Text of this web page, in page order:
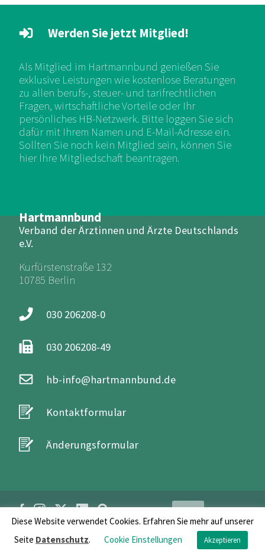
Hartmannbund
Verband der Ärztinnen und Ärzte Deutschlands
e.V.
Kurfürstenstraße 132
10785 Berlin
030 206208-0
030 206208-49
hb-info@hartmannbund.de
Kontaktformular
Änderungsformular
Werden Sie jetzt Mitglied!
Als Mitglied im Hartmannbund genießen Sie
exklusive Leistungen wie kostenlose Beratungen
zu allen berufs-, steuer- und tarifrechtlichen
Fragen, wirtschaftliche Vorteile oder Ihr
persönliches HB-Netzwerk. Bitte loggen Sie sich
dafür mit Ihrem Namen und E-Mail-Adresse ein.
Sollten Sie noch kein Mitglied sein, können Sie
hier Ihre Mitgliedschaft beantragen.
Login
FAQs Impressum / Datenschutz
Diese Website verwendet Cookies. Erfahren Sie mehr auf unserer
Seite Datenschutz. Cookie Einstellungen Akzeptieren